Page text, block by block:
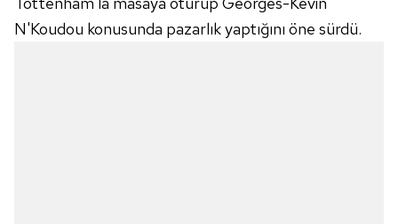
N'Koudou konusunda pazarlık yaptığını öne sürdü.